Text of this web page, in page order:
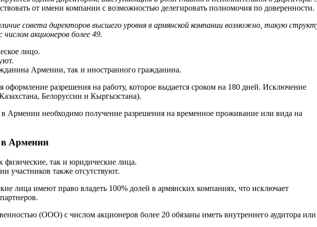
от имени компании с возможностью делегировать полномочия по доверенности.
совета директоров высшего уровня в армянской компании возможно, такую
акционеров более 49.
лицо.
Армении, так и иностранного гражданина.
оформление разрешения на работу, которое выдается сроком на 180 дней. Исключение
Белоруссии и Кыргызстана).
Армении необходимо получение разрешения на временное проживание или вида на
Армении
физические, так и юридические лица.
участников также отсутствуют.
лица имеют право владеть 100% долей в армянских компаниях, что исключает
(ООО) с числом акционеров более 20 обязаны иметь внутреннего аудитора или